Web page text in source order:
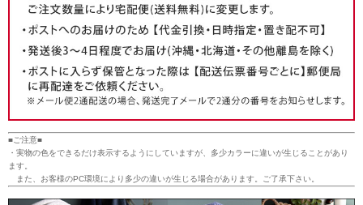
■ご注意■
・実物の色をできるだけ表示するようにしていますが、多少カラーに違いが生じることがあり
ます。
また、お客様のPC環境により多少の違いが生じる場合があります。ご了承下さい。